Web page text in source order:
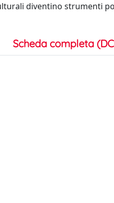
diventino strumenti
Scheda completa